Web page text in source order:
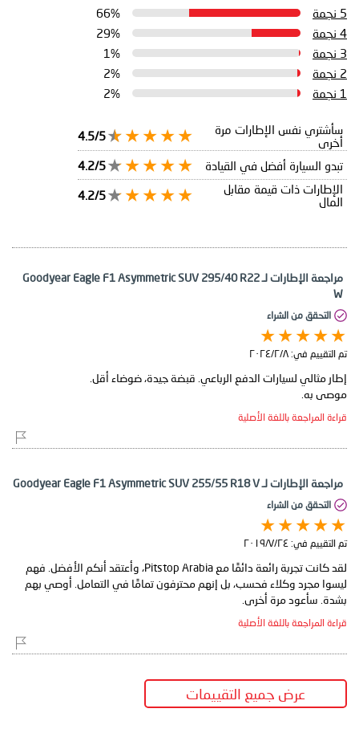
5 نجمة
66%
4 نجمة
29%
3 نجمة
1%
2 نجمة
2%
1 نجمة
2%
سأشتري نفس الإطارات مرة
أخرى
4.5/5
تبدو السيارة أفضل في القيادة
4.2/5
الإطارات ذات قيمة مقابل
المال
4.2/5
مراجعة الإطارات لـ Goodyear Eagle F1 Asymmetric SUV 295/40 R22
W
التحقق من الشراء
تم التقييم في: ٨‏/٢‏/٢٠٢٤
موصى به.
قراءة المراجعة باللغة الأصلية
مراجعة الإطارات لـ Goodyear Eagle F1 Asymmetric SUV 255/55 R18 V
التحقق من الشراء
تم التقييم في: ٢٤‏/٧‏/٢٠١٩
لقد كانت تجربة رائعة دائمًا مع Pitstop Arabia، وأعتقد أنكم الأفضل. فهم
ليسوا مجرد وكلاء فحسب، بل إنهم محترفون تمامًا في التعامل. أوصي بهم
بشدة. سأعود مرة أخرى.
قراءة المراجعة باللغة الأصلية
عرض جميع التقييمات